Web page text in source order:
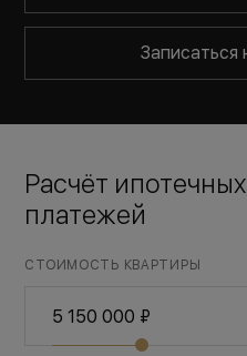
Записаться
Расчёт ипотечных
платежей
СТОИМОСТЬ КВАРТИРЫ